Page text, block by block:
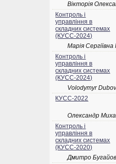
Вікторія
Контроль і
управління в
складних системах
(КУСС-2024)
Марія
Контроль і
управління в
складних системах
(КУСС-2024)
Volodymyr
КУСС-2022
Олександр
Контроль і
управління в
складних системах
(КУСС-2020)
Дмитро Бугайов